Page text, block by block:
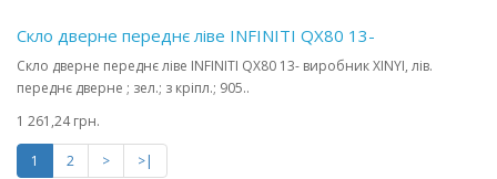
Скло дверне переднє ліве INFINITI QX80 13-
Скло дверне переднє ліве INFINITI QX80 13- виробник XINYI, лів.
переднє дверне ; зел.; з кріпл.; 905..
1 261,24 грн.
1 2 >
>|